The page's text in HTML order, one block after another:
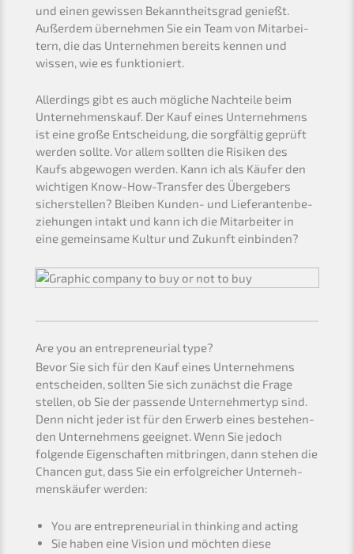
und einen gewis­sen Bekannt­heits­grad genießt.
Außer­dem überneh­men Sie ein Team von Mitar­bei­
tern, die das Unter­neh­men bereits kennen und
wissen, wie es funktioniert.
Aller­dings gibt es auch mögli­che Nachtei­le beim
Unter­nehmens­kauf. Der Kauf eines Unter­neh­mens
ist eine große Entschei­dung, die sorgfäl­tig geprüft
werden sollte. Vor allem sollten die Risiken des
Kaufs abgewo­gen werden. Kann ich als Käufer den
wichti­gen Know-How-Trans­fer des Überge­bers
sicher­stel­len? Bleiben Kunden- und Liefe­ran­ten­be­
zie­hun­gen intakt und kann ich die Mitar­bei­ter in
eine gemein­sa­me Kultur und Zukunft einbinden?
Are you an entre­pre­neu­ri­al type?
Bevor Sie sich für den Kauf eines Unter­neh­mens
entschei­den, sollten Sie sich zunächst die Frage
stellen, ob Sie der passen­de Unter­neh­mer­typ sind.
Denn nicht jeder ist für den Erwerb eines bestehen­
den Unter­neh­mens geeig­net. Wenn Sie jedoch
folgen­de Eigen­schaf­ten mitbrin­gen, dann stehen die
Chancen gut, dass Sie ein erfolg­rei­cher Unter­neh­
mens­käu­fer werden:
You are entre­pre­neu­ri­al in thinking and acting
Sie haben eine Vision und möchten diese